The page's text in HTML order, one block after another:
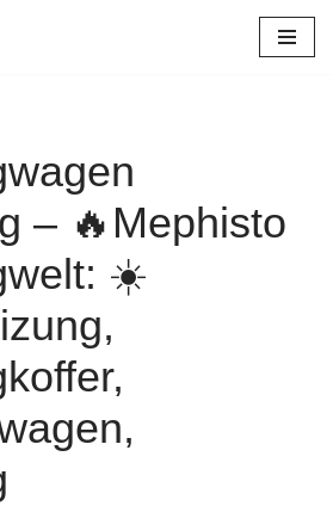
– 🔥Mephisto
☀️